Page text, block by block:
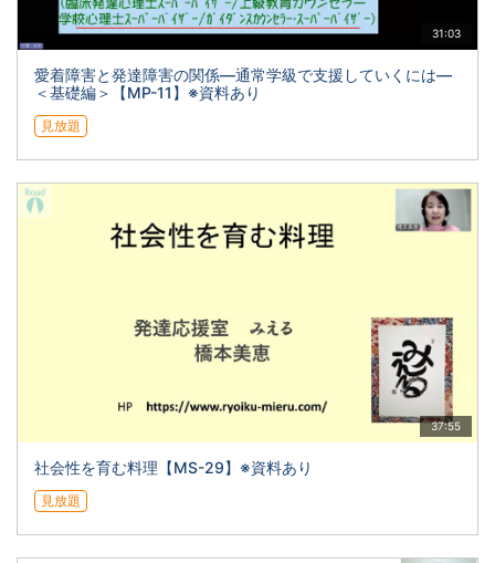
31:03
愛着障害と発達障害の関係―通常学級で支援していくには―
＜基礎編＞【MP-11】※資料あり
見放題
37:55
社会性を育む料理【MS-29】※資料あり
見放題